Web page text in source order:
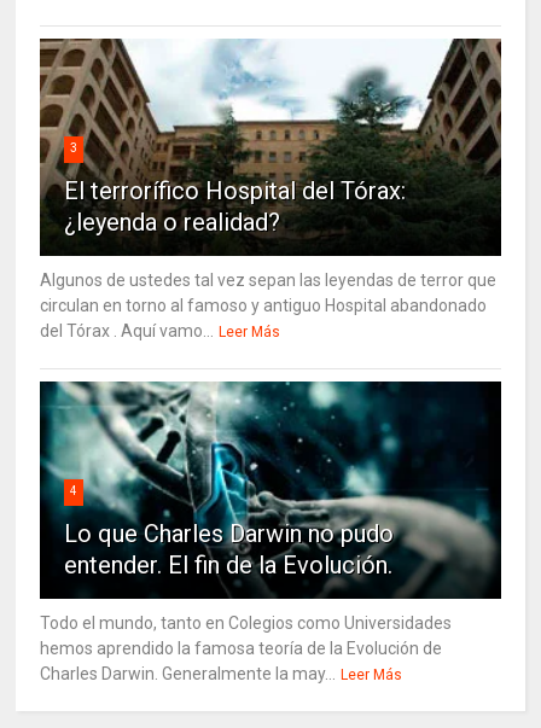
3
El terrorífico Hospital del Tórax:
¿leyenda o realidad?
Algunos de ustedes tal vez sepan las leyendas de terror que
circulan en torno al famoso y antiguo Hospital abandonado
del Tórax . Aquí vamo... Leer Más
4
Lo que Charles Darwin no pudo
entender. El fin de la Evolución.
Todo el mundo, tanto en Colegios como Universidades
hemos aprendido la famosa teoría de la Evolución de
Charles Darwin. Generalmente la may... Leer Más